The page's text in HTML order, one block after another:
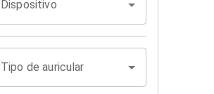
Dispositivo
Tipo de auricular